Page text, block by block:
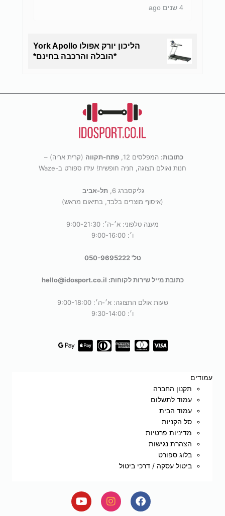
4 שנים ago
הליכון יורק אפולו York Apollo
*הובלה והרכבה בחינם*
כתובות: המפלסים 12, פתח-תקווה (קרית אריה) –
חנות ואולם תצוגה, חניה חופשית! עידו ספורט ב-Waze
גליקסברג 6,
תל-אביב
(איסוף מוצרים בלבד, בתיאום מראש)
מענה טלפוני: א׳-ה׳: 9:00-21:30
ו׳: 9:00-16:00
טל' 050-9695222
כתובת מייל שירות לקוחות: hello@idosport.co.il
שעות אולם התצוגה: א׳-ה׳: 9:00-18:00
ו׳: 9:30-14:00
עמודים
תקנון החברה
עמוד לתשלום
עמוד הבית
סל הקניות
מדיניות פרטיות
הצהרת נגישות
בלוג ספורט
ביטול עסקה / דרכי ביטול
F
a
I
n
Y
o